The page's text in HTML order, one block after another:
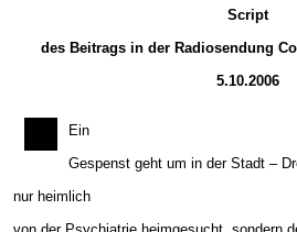
Script
des Beitrags in der Radiosendung
5.10.2006
Ein
Gespenst geht um in der Stadt –
nur heimlich